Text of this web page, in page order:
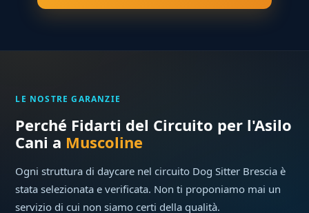
LE NOSTRE GARANZIE
Perché Fidarti del Circuito per l'Asilo
Cani a Muscoline
Ogni struttura di daycare nel circuito Dog Sitter Brescia è
stata selezionata e verificata. Non ti proponiamo mai un
servizio di cui non siamo certi della qualità.